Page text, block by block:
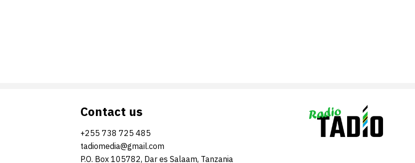
Contact us
+255 738 725 485
tadiomedia@gmail.com
P.O. Box 105782, Dar es Salaam, Tanzania